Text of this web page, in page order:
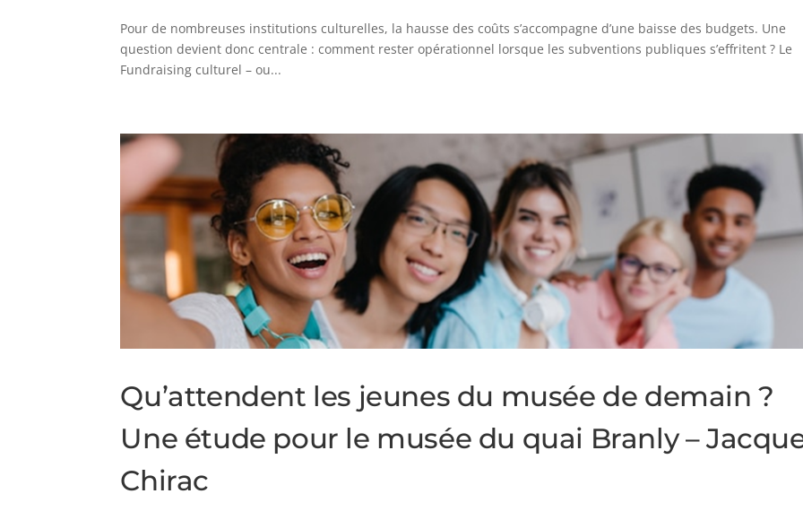
Pour de nombreuses institutions culturelles, la hausse des coûts s’accompagne d’une baisse des budgets. Une
question devient donc centrale : comment rester opérationnel lorsque les subventions publiques s’effritent ? Le
Fundraising culturel – ou...
Qu’attendent les jeunes du musée de demain ?
Une étude pour le musée du quai Branly –
Chirac